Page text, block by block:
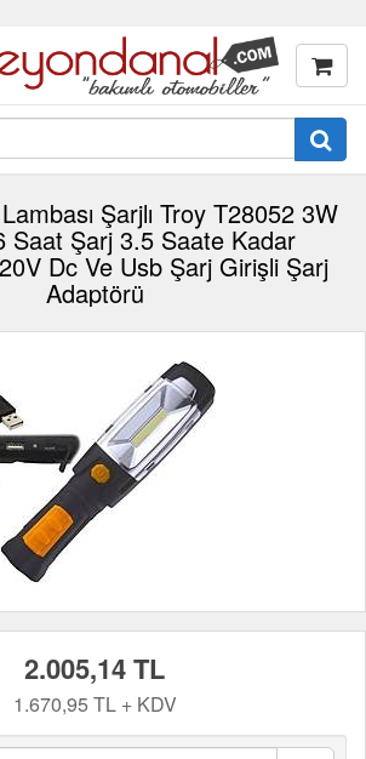
Şarjlı Troy T28052 3W
Saat Şarj 3.5 Saate Kadar
Dc Ve Usb Şarj Girişli Şarj
Adaptörü
2.005,14 TL
1.670,95 TL + KDV